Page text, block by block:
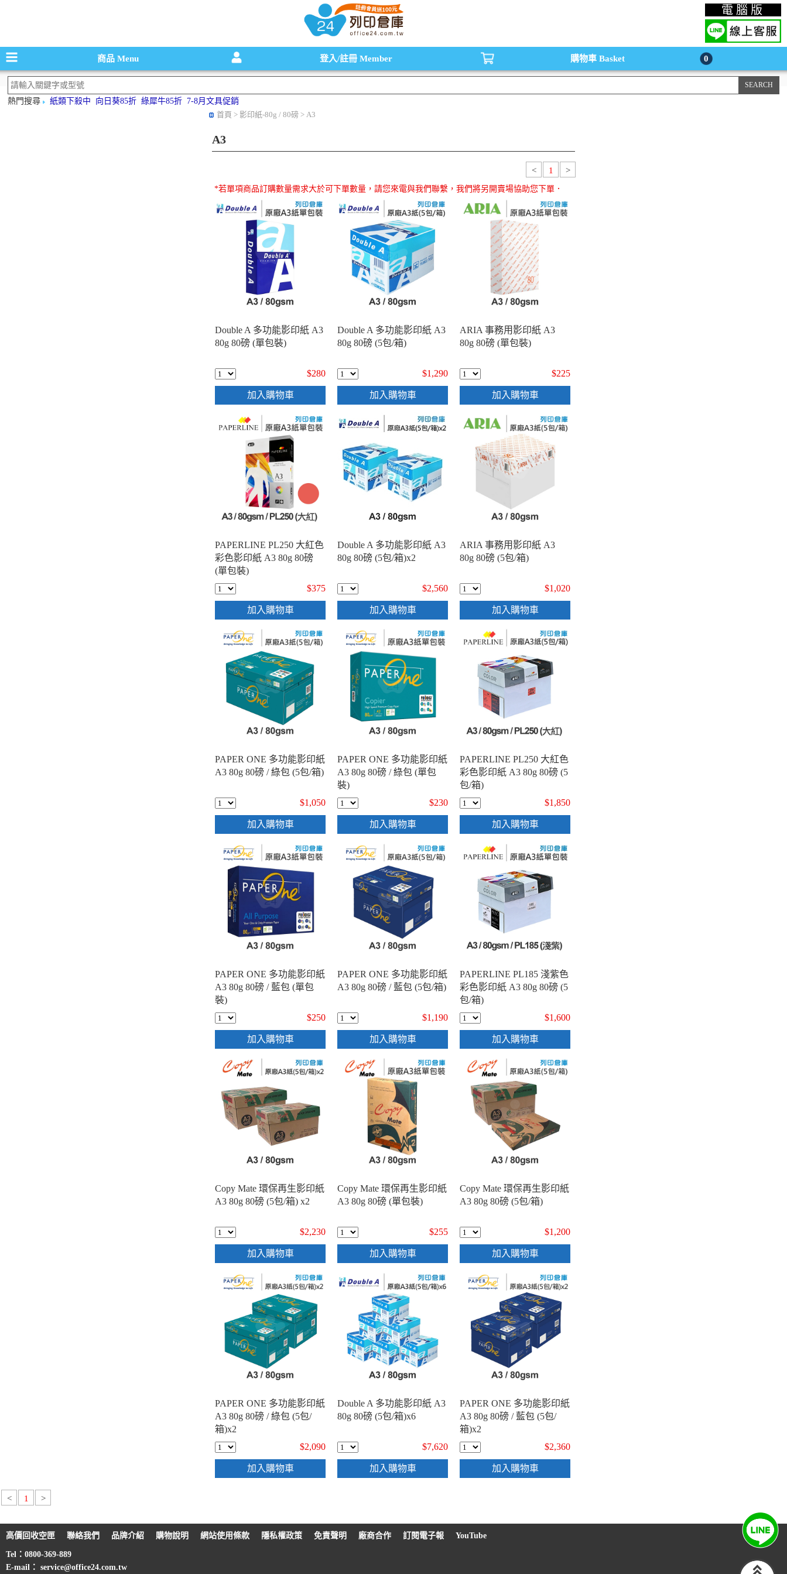
碳粉匣，墨水匣,原廠碳粉匣，副廠碳粉匣，環保碳粉匣,連續供墨印表機-office24列印倉庫線上購物手機版 電腦版
商品Menu 登入/註冊 Member 購物車 Basket 0
熱門搜尋 紙類下殺中 向日葵85折 綠犀牛85折 7-8月文具促銷
首頁 > 影印紙-80g / 80磅 > A3
A3
< 1 >
*若單項商品訂購數量需求大於可下單數量，請您來電與我們聯繫，我們將另開賣場協助您下單．
Double A 多功能影印紙 A3
80g 80磅 (單包裝)
$280
加入購物車
Double A 多功能影印紙 A3
80g 80磅 (5包/箱)
$1,290
加入購物車
ARIA 事務用影印紙 A3
80g 80磅 (單包裝)
$225
加入購物車
PAPERLINE PL250 大紅色
彩色影印紙 A3 80g 80磅
(單包裝)
$375
加入購物車
Double A 多功能影印紙 A3
80g 80磅 (5包/箱)x2
$2,560
加入購物車
ARIA 事務用影印紙 A3
80g 80磅 (5包/箱)
$1,020
加入購物車
PAPER ONE 多功能影印紙
A3 80g 80磅 / 綠包 (5包/箱)
$1,050
加入購物車
PAPER ONE 多功能影印紙
A3 80g 80磅 / 綠包 (單包
裝)
$230
加入購物車
PAPERLINE PL250 大紅色
彩色影印紙 A3 80g 80磅 (5
包/箱)
$1,850
加入購物車
PAPER ONE 多功能影印紙
A3 80g 80磅 / 藍包 (單包
裝)
$250
加入購物車
PAPER ONE 多功能影印紙
A3 80g 80磅 / 藍包 (5包/箱)
$1,190
加入購物車
PAPERLINE PL185 淺紫色
彩色影印紙 A3 80g 80磅 (5
包/箱)
$1,600
加入購物車
Copy Mate 環保再生影印紙
A3 80g 80磅 (5包/箱) x2
$2,230
加入購物車
Copy Mate 環保再生影印紙
A3 80g 80磅 (單包裝)
$255
加入購物車
Copy Mate 環保再生影印紙
A3 80g 80磅 (5包/箱)
$1,200
加入購物車
PAPER ONE 多功能影印紙
A3 80g 80磅 / 綠包 (5包/
箱)x2
$2,090
加入購物車
Double A 多功能影印紙 A3
80g 80磅 (5包/箱)x6
$7,620
加入購物車
PAPER ONE 多功能影印紙
A3 80g 80磅 / 藍包 (5包/
箱)x2
$2,360
加入購物車
< 1 >
高價回收空匣 聯絡我們 品牌介紹 購物說明 網站使用條款 隱私權政策 免責聲明 廠商合作 訂閱電子報 YouTube
Tel：0800-369-889
E-mail： service@office24.com.tw